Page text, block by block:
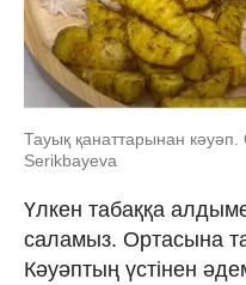
Тауық қанаттарынан
Serikbayeva
Үлкен табаққа
саламыз. Ортасына
Кәуәптың үстінен